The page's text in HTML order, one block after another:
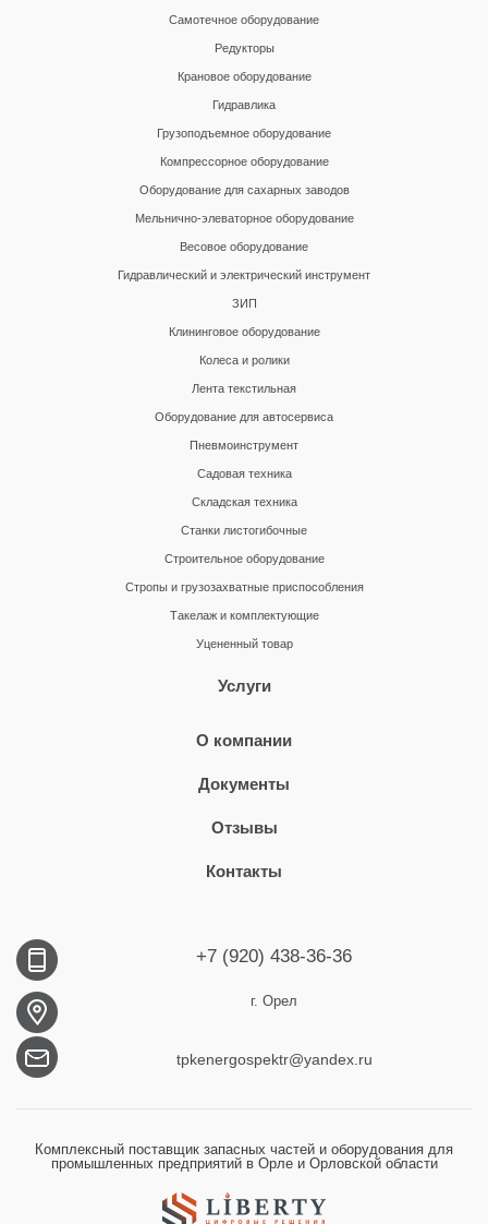
Самотечное оборудование
Редукторы
Крановое оборудование
Гидравлика
Грузоподъемное оборудование
Компрессорное оборудование
Оборудование для сахарных заводов
Мельнично-элеваторное оборудование
Весовое оборудование
Гидравлический и электрический инструмент
ЗИП
Клининговое оборудование
Колеса и ролики
Лента текстильная
Оборудование для автосервиса
Пневмоинструмент
Садовая техника
Складская техника
Станки листогибочные
Строительное оборудование
Стропы и грузозахватные приспособления
Такелаж и комплектующие
Уцененный товар
Услуги
О компании
Документы
Отзывы
Контакты
+7 (920) 438-36-36
г. Орел
tpkenergospektr@yandex.ru
Комплексный поставщик запасных частей и оборудования для
промышленных предприятий в Орле и Орловской области